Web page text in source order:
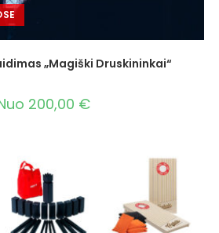
„Magiški Druskininkai“
200,00 €